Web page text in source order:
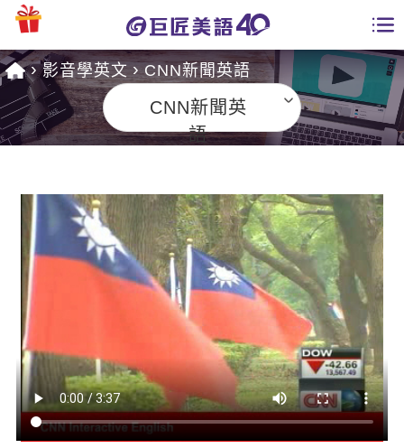
課程總覽
英文課程總表
英文會話
英文檢定
TOEIC 多益課程
IELTS 雅思課程
能力養成
自然發音
特色課程
全國分校
免費資源
多益秒學堂
影音學英文
師資團隊
學習分享
學員故事
校園贊助
學員專區
影音學英文 CNN新聞英語
CNN新聞英
語